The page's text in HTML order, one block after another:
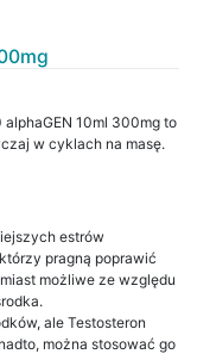
10ml 300mg to
w cyklach na masę.
estrów
pragną poprawić
możliwe ze względu
ale Testosteron
można stosować go